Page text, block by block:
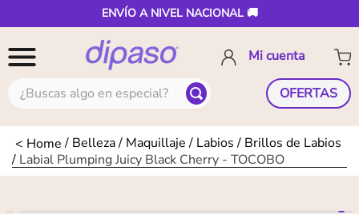
ENVÍO A NIVEL NACIONAL 🚚
¿Buscas algo en especial? OFERTAS
Belleza Maquillaje Labios
Brillos de Labios
Labial Plumping Juicy Black Cherry - TOCOBO